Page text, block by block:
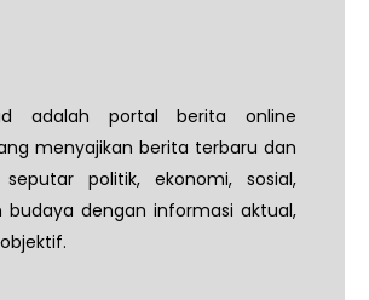
adalah portal berita online
menyajikan berita terbaru dan
politik, ekonomi, sosial,
budaya dengan informasi aktual,